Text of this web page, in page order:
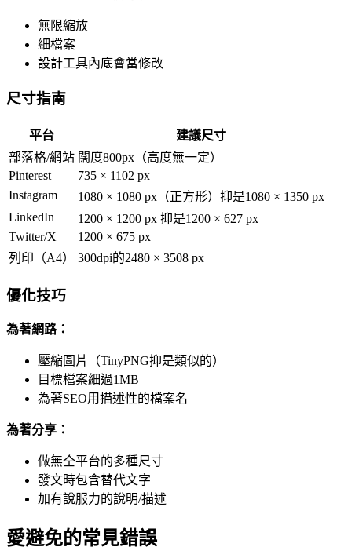
無限縮放
細檔案
設計工具內底會當修改
尺寸指南
平台
建議尺寸
部落格/網站 闊度800px（高度無一定）
Pinterest
735 × 1102 px
Instagram
1080 × 1080 px（正方形）抑是1080 × 1350 px
LinkedIn
1200 × 1200 px 抑是1200 × 627 px
Twitter/X
1200 × 675 px
列印（A4）
300dpi的2480 × 3508 px
優化技巧
為著網路：
壓縮圖片（TinyPNG抑是類似的）
目標檔案細過1MB
為著SEO用描述性的檔案名
為著分享：
做無仝平台的多種尺寸
發文時包含替代文字
加有說服力的說明/描述
愛避免的常見錯誤